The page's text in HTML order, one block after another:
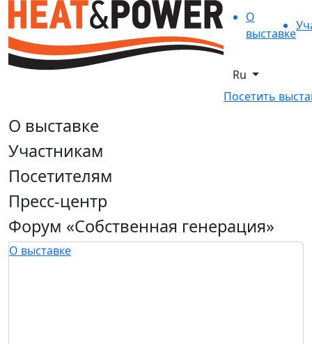
О
выставке
Ru
Посетить
О выставке
Участникам
Посетителям
Пресс-центр
Форум «Собственная генерация»
О выставке